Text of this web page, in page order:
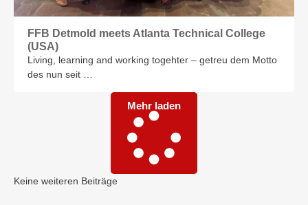
FFB Detmold meets Atlanta Technical College
(USA)
Living, learning and working togehter – getreu dem Motto
des nun seit …
Mehr laden
Keine weiteren Beiträge